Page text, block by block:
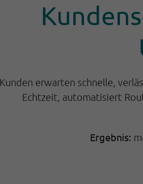
Kunden erwarten schnelle,
Echtzeit, automatisiert
Ergebnis: